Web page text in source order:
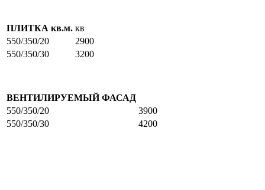
ПЛИТКА кв.м. кв
550/350/20
2900
550/350/30
3200
ВЕНТИЛИРУЕМЫЙ ФАСАД
550/350/20
3900
550/350/30
4200